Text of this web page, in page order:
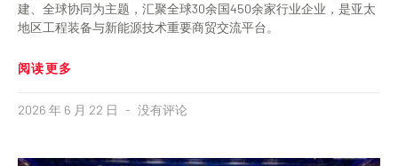
建、全球协同为主题，汇聚全球30余国450余家行业企业，是亚太
地区工程装备与新能源技术重要商贸交流平台。
阅读更多
2026 年 6 月 22 日 没有评论